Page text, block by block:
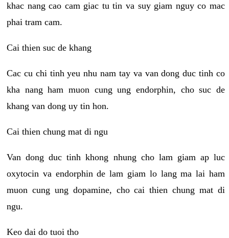
khac nang cao cam giac tu tin va suy giam nguy co mac
phai tram cam.
Cai thien suc de khang
Cac cu chi tinh yeu nhu nam tay va van dong duc tinh co
kha nang ham muon cung ung endorphin, cho suc de
khang van dong uy tin hon.
Cai thien chung mat di ngu
Van dong duc tinh khong nhung cho lam giam ap luc
oxytocin va endorphin de lam giam lo lang ma lai ham
muon cung ung dopamine, cho cai thien chung mat di
ngu.
Keo dai do tuoi tho